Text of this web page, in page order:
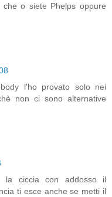
o siete Phelps oppure
l'ho provato solo nei
non ci sono alternative
la ciccia con addosso il
ti esce anche se metti il